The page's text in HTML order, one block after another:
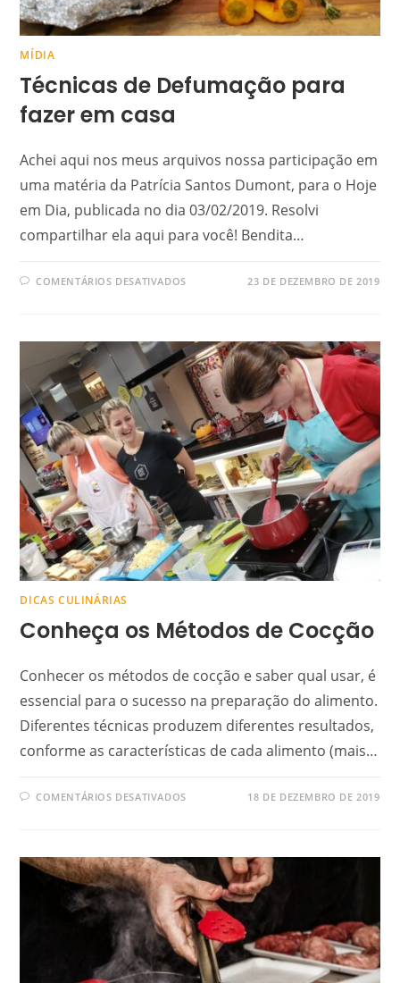
MÍDIA
Técnicas de Defumação para
fazer em casa
Achei aqui nos meus arquivos nossa participação em
uma matéria da Patrícia Santos Dumont, para o Hoje
em Dia, publicada no dia 03/02/2019. Resolvi
compartilhar ela aqui para você! Bendita…
COMENTÁRIOS DESATIVADOS 23 DE DEZEMBRO DE 2019
DICAS CULINÁRIAS
Conheça os Métodos de Cocção
Conhecer os métodos de cocção e saber qual usar, é
essencial para o sucesso na preparação do alimento.
Diferentes técnicas produzem diferentes resultados,
conforme as características de cada alimento (mais…
COMENTÁRIOS DESATIVADOS 18 DE DEZEMBRO DE 2019